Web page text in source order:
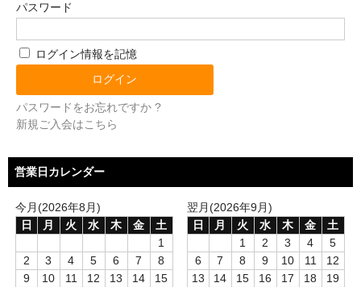
パスワード
ログイン情報を記憶
パスワードをお忘れですか ?
新規ご入会はこちら
営業日カレンダー
今月(2026年8月)
日
月 火 水 木 金
土
1
2
3 4 5 6 7
8
9
10 11 12 13 14
15
翌月(2026年9月)
日
月 火 水 木 金
土
1
2 3 4
5
6
7 8 9 10 11
12
13
14 15 16 17 18
19